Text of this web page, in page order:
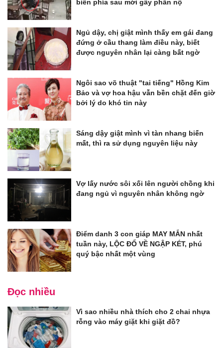
biến phía sau mới gây phẫn nộ
Ngủ dậy, chị giật mình thấy em gái đang
đứng ở cầu thang làm điều này, biết
được nguyên nhân lại càng bất ngờ
Ngôi sao võ thuật "tai tiếng" Hồng Kim
Bảo và vợ hoa hậu vẫn bền chặt đến giờ
bởi lý do khó tin này
Sáng dậy giật mình vì tàn nhang biến
mất, thì ra sử dụng nguyên liệu này
Vợ lấy nước sôi xối lên người chồng khi
đang ngủ vì nguyên nhân không ngờ
Điểm danh 3 con giáp MAY MẮN nhất
tuần này, LỘC ĐỔ VỀ NGẬP KÉT, phú
quý bậc nhất một vùng
Đọc nhiều
Vì sao nhiều nhà thích cho 2 chai nhựa
rỗng vào máy giặt khi giặt đồ?